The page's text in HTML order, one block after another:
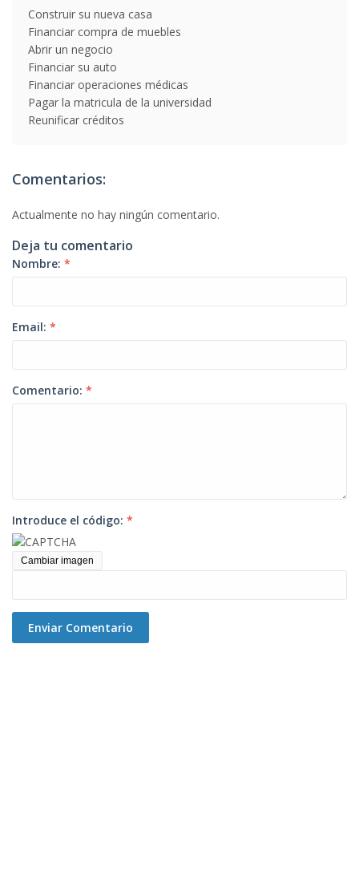
Construir su nueva casa
Financiar compra de muebles
Abrir un negocio
Financiar su auto
Financiar operaciones médicas
Pagar la matricula de la universidad
Reunificar créditos
Comentarios:
Actualmente no hay ningún comentario.
Deja tu comentario
Nombre: *
Email: *
Comentario: *
Introduce el código: *
Cambiar imagen
Enviar Comentario